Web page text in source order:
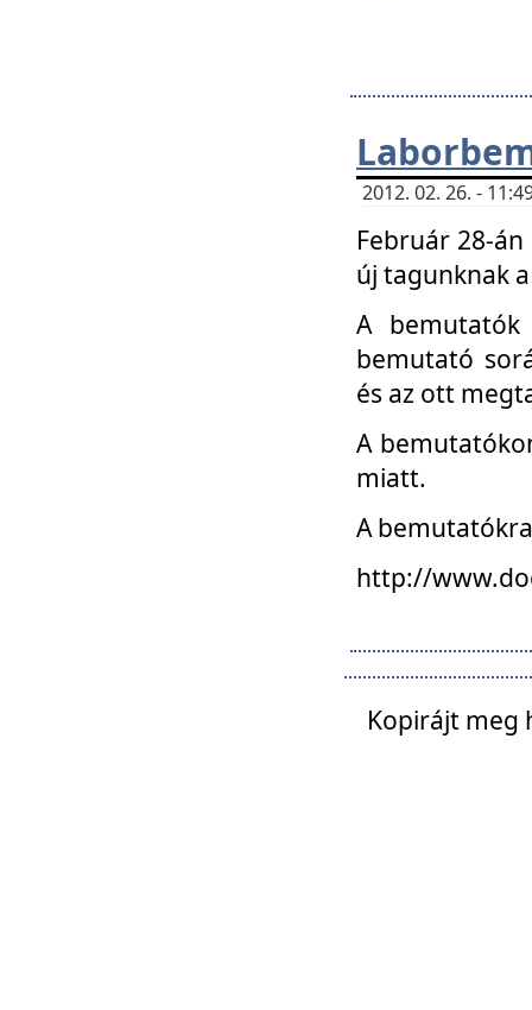
2012. 02. 26. -
Február 28-
új tagunknak
A
bemutató
és az ott
A
miatt.
A
http://
Kopirájt meg